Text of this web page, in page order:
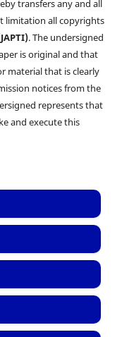
transfers any and all
limitation all copyrights
. The undersigned
is original and that
material that is clearly
notices from the
represents that
and execute this